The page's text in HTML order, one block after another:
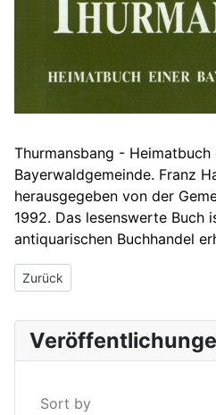
Thurmansbang - Heimatbuch
Bayerwaldgemeinde. Franz
herausgegeben von der
1992. Das lesenswerte Buch
antiquarischen Buchhandel
Vorheriger Beitrag: Sagen aus
Zurück
Sort by